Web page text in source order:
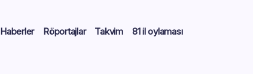
Haberler Röportajlar Takvim 81 il oylaması